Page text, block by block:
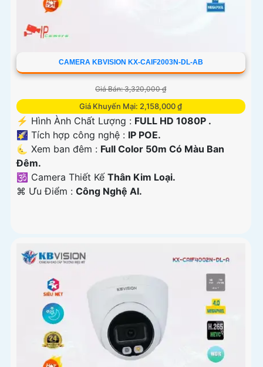
CAMERA KBVISION KX-CAIF2003N-DL-AB
Giá Bán: 3,320,000 ₫
Giá Khuyến Mại: 2,158,000 ₫
️⚡ Hình Ành Chất Lượng : FULL HD 1080P .
🌠 Tích hợp công nghệ : IP POE.
🌜 Xem ban đêm : Full Color 50m Có Màu Ban
Đêm.
🕉️ Camera Thiết Kế Thân Kim Loại.
️⌘ Ưu Điểm : Công Nghệ AI.